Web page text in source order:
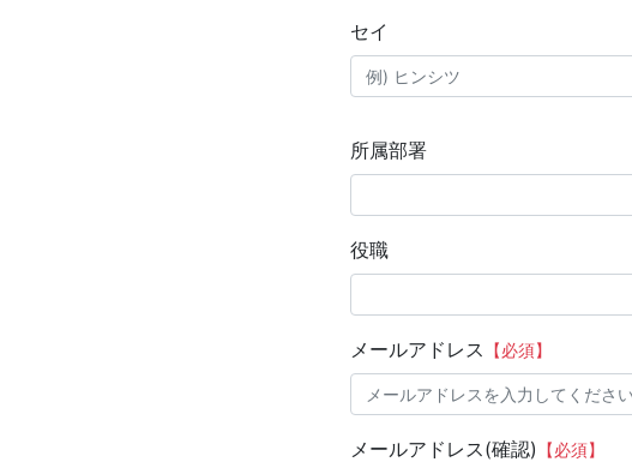
セイ
所属部署
役職
メールアドレス 【必須】
メールアドレス(確認) 【必須】